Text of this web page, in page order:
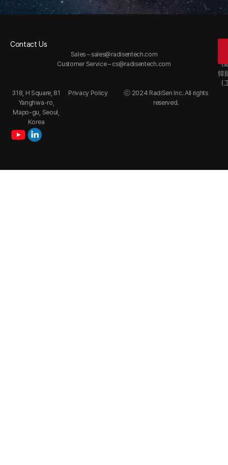
Contact Us
Sales –sales@radisentech.com
Customer Service – cs@radisentech.com
（
韓
318, H Square, 81
Yanghwa-ro,
Mapo-gu, Seoul,
Korea
Privacy Policy
ⓒ 2024 RadiSen Inc. All rights
reserved.